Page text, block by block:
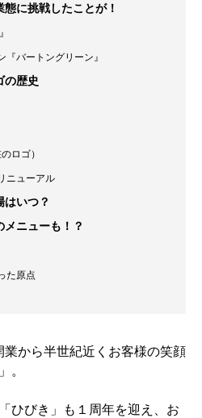
に挑戦したことが！
バートングリーン』
の歴史
ロゴ）
ニューアル
はいつ？
ニューも！？
た原点
業から半世紀近くお客様の笑顔
。
ひびき」も１周年を迎え、お